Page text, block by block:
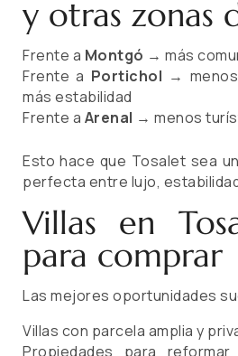
y otras zonas
Frente a Montgó → más
Frente a Portichol →
más estabilidad
Frente a Arenal → menos
Esto hace que Tosalet sea
perfecta entre lujo,
Villas en
para comprar
Las mejores oportunidades
Villas con parcela amplia y
Propiedades para